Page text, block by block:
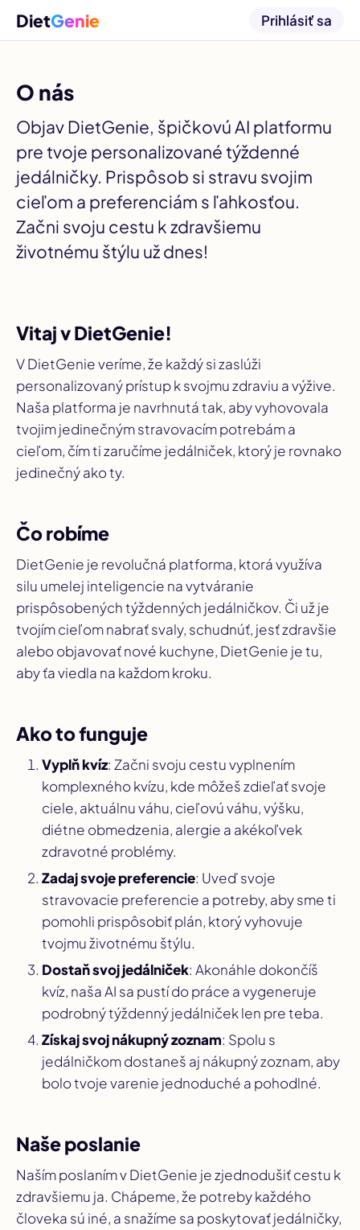
DietGenie Prihlásiť sa
O nás
Objav DietGenie, špičkovú AI platformu
pre tvoje personalizované týždenné
jedálničky. Prispôsob si stravu svojim
cieľom a preferenciám s ľahkosťou.
Začni svoju cestu k zdravšiemu
životnému štýlu už dnes!
Vitaj v DietGenie!
V DietGenie veríme, že každý si zaslúži
personalizovaný prístup k svojmu zdraviu a výžive.
Naša platforma je navrhnutá tak, aby vyhovovala
tvojim jedinečným stravovacím potrebám a
cieľom, čím ti zaručíme jedálniček, ktorý je rovnako
jedinečný ako ty.
Čo robíme
DietGenie je revolučná platforma, ktorá využíva
silu umelej inteligencie na vytváranie
prispôsobených týždenných jedálničkov. Či už je
tvojím cieľom nabrať svaly, schudnúť, jesť zdravšie
alebo objavovať nové kuchyne, DietGenie je tu,
aby ťa viedla na každom kroku.
Ako to funguje
Vyplň kvíz: Začni svoju cestu vyplnením
komplexného kvízu, kde môžeš zdieľať svoje
ciele, aktuálnu váhu, cieľovú váhu, výšku,
diétne obmedzenia, alergie a akékoľvek
zdravotné problémy.
Zadaj svoje preferencie: Uveď svoje
stravovacie preferencie a potreby, aby sme ti
pomohli prispôsobiť plán, ktorý vyhovuje
tvojmu životnému štýlu.
Dostaň svoj jedálniček: Akonáhle dokončíš
kvíz, naša AI sa pustí do práce a vygeneruje
podrobný týždenný jedálniček len pre teba.
Získaj svoj nákupný zoznam: Spolu s
jedálničkom dostaneš aj nákupný zoznam, aby
bolo tvoje varenie jednoduché a pohodlné.
Naše poslanie
Naším poslaním v DietGenie je zjednodušiť cestu k
zdravšiemu ja. Chápeme, že potreby každého
človeka sú iné, a snažíme sa poskytovať jedálničky,